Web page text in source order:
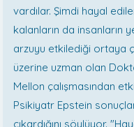
vardılar. Şimdi hayal
kalanların da insanların
arzuyu etkilediği ortaya
üzerine uzman olan
Mellon çalışmasından
Psikiyatr Epstein
çıkardığını söylüyor.